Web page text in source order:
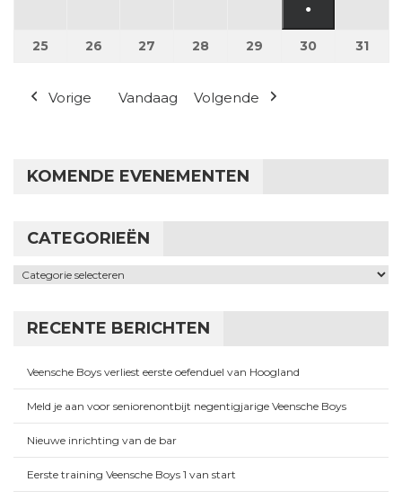
●
(1
25 25 mei 2026
26 26 mei 2026
27 27 mei 2026
28 28 mei 2026
29 29 mei 2026
30 30 mei 2026
31
Vorige Vandaag Volgende
KOMENDE EVENEMENTEN
CATEGORIEËN
Categorieën
RECENTE BERICHTEN
Veensche Boys verliest eerste oefenduel van Hoogland
Meld je aan voor seniorenontbijt negentigjarige Veensche Boys
Nieuwe inrichting van de bar
Eerste training Veensche Boys 1 van start